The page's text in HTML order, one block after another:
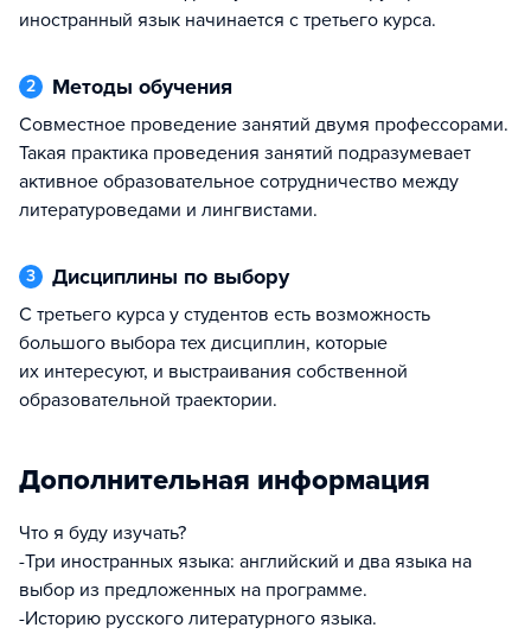
иностранный язык начинается с третьего курса.
2 Методы обучения
Совместное проведение занятий двумя профессорами.
Такая практика проведения занятий подразумевает
активное образовательное сотрудничество между
литературоведами и лингвистами.
3 Дисциплины по выбору
С третьего курса у студентов есть возможность
большого выбора тех дисциплин, которые
их интересуют, и выстраивания собственной
образовательной траектории.
Дополнительная информация
Что я буду изучать?
-Три иностранных языка: английский и два языка на
выбор из предложенных на программе.
-Историю русского литературного языка.